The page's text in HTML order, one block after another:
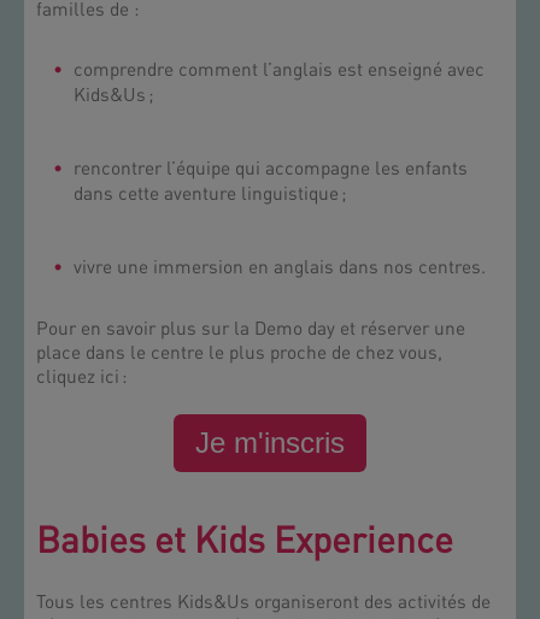
familles de :
comprendre comment l’anglais est enseigné avec
Kids&Us ;
rencontrer l’équipe qui accompagne les enfants
dans cette aventure linguistique ;
vivre une immersion en anglais dans nos centres.
Pour en savoir plus sur la Demo day et réserver une
place dans le centre le plus proche de chez vous,
cliquez ici :
Je m'inscris
Babies et Kids Experience
Tous les centres Kids&Us organiseront des activités de